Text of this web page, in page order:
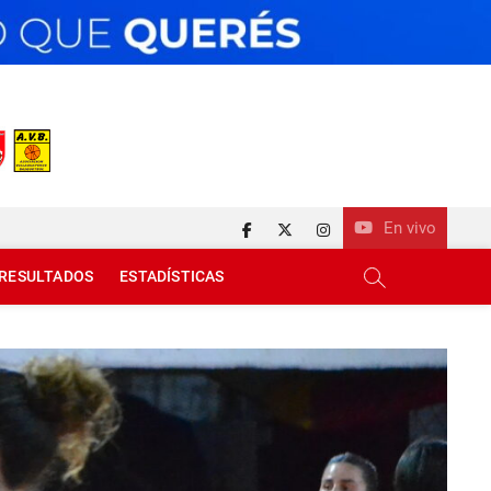
En vivo
facebook
twitterinstagram
RESULTADOS ESTADÍSTICAS